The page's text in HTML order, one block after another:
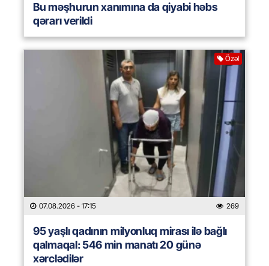
Bu məşhurun xanımına da qiyabi həbs
qərarı verildi
Özəl
07.08.2026 - 17:15 269
95 yaşlı qadının milyonluq mirası ilə bağlı
qalmaqal: 546 min manatı 20 günə
xərclədilər